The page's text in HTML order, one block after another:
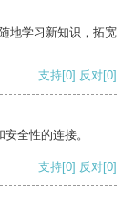
地学习新知识，拓宽
支持[0] 反对[0]
全性的连接。
支持[0] 反对[0]